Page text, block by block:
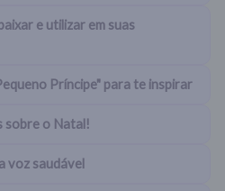
e utilizar em suas
Príncipe" para te inspirar
sobre o Natal!
voz saudável